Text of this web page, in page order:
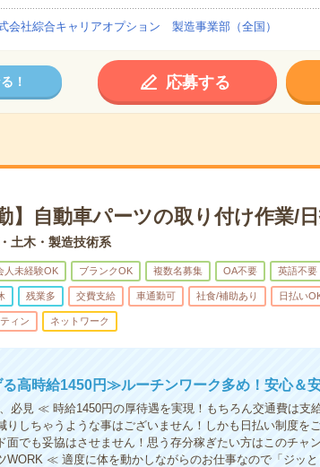
会社綜合キャリアオプション 製造事業部（全国）
！ 応募する
】自動車パーツの取り付け作業/
土木・製造技術系
人未経験OK ブランクOK 複数名募集 OA不要 英語不要
残業多 交費支給 車通勤可 社食/補助あり 日払い
ィン ネットワーク
高時給1450円≫ルーチンワーク多め！安心＆安
必見 ≪ 時給1450円の厚待遇を実現！もちろん交通費は支
りしちゃうような事はございません！しかも日払い制度を
面でも妥協はさせません！思う存分稼ぎたい方はこのチャ
WORK ≪ 適度に体を動かしながらのお仕事なので「ジッ